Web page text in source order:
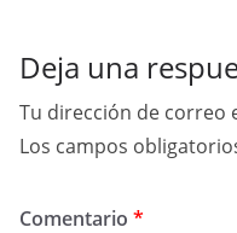
Deja una
Tu dirección de correo
Los campos
Comentario *